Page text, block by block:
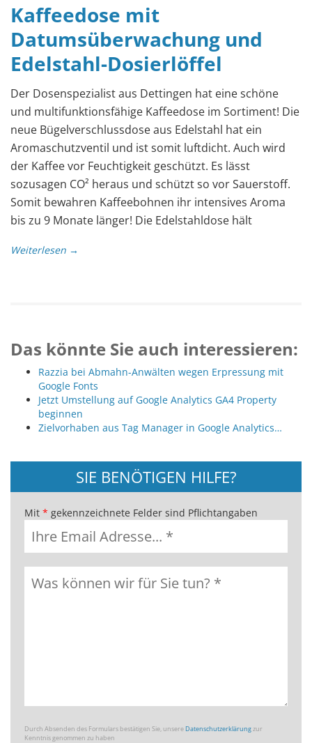
Kaffeedose mit
Datumsüberwachung und
Edelstahl-Dosierlöffel
Der Dosenspezialist aus Dettingen hat eine schöne
und multifunktionsfähige Kaffeedose im Sortiment! Die
neue Bügelverschlussdose aus Edelstahl hat ein
Aromaschutzventil und ist somit luftdicht. Auch wird
der Kaffee vor Feuchtigkeit geschützt. Es lässt
sozusagen CO² heraus und schützt so vor Sauerstoff.
Somit bewahren Kaffeebohnen ihr intensives Aroma
bis zu 9 Monate länger! Die Edelstahldose hält
Weiterlesen →
Das könnte Sie auch interessieren:
Razzia bei Abmahn-Anwälten wegen Erpressung mit
Google Fonts
Jetzt Umstellung auf Google Analytics GA4 Property
beginnen
Zielvorhaben aus Tag Manager in Google Analytics…
SIE BENÖTIGEN HILFE?
Mit * gekennzeichnete Felder sind Pflichtangaben
Durch Absenden des Formulars bestätigen Sie, unsereDatenschutzerklärungzur
Kenntnis genommen zu haben